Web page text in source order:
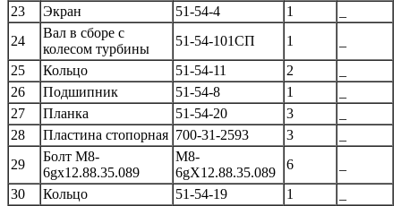
23
Экран 51-54-4 1
24
Вал в сборе с
колесом турбины
51-54-101СП 1
25
Кольцо 51-54-11 2
26
Подшипник 51-54-8 1
27
Планка 51-54-20 3
28
Пластина стопорная 700-31-2593 3
29
Болт М8-
6gх12.88.35.089
М8-
6gХ12.88.35.089
6
30
Кольцо 51-54-19 1